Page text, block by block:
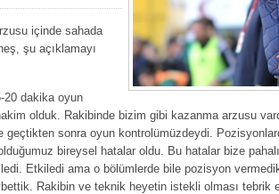
Bebek!
SILACI
içinde sahada
şu açıklamayı
dakika oyun
olduk. Rakibinde bizim gibi kazanma arzusu
geçtikten sonra oyun kontrolümüzdeydi.
bireysel hatalar oldu. Bu hatalar bize
Etkiledi ama o bölümlerde bile pozisyon
Rakibin ve teknik heyetin istekli olması tebrik